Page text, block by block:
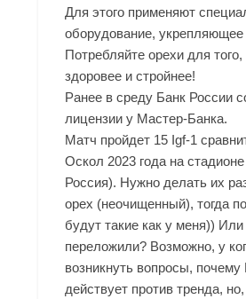
Для этого применяют
оборудование, укрепляющее
Потребляйте орехи для
здоровее и стройнее!
Ранее в среду Банк России
лицензии у Мастер-Банка.
Матч пройдет 15 Igf-1
Оскол 2023 года на
Россия). Нужно делать их
орех (неочищенный), тогда
будут такие как у меня))
переложили? Возможно, у
возникнуть вопросы, почему
действует против тренда,